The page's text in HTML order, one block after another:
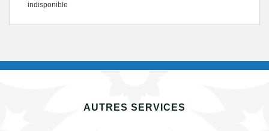
indisponible
AUTRES SERVICES